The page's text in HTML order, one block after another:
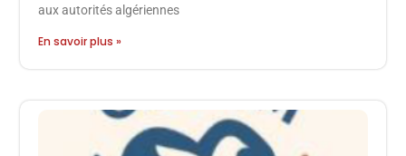
aux autorités algériennes
En savoir plus »